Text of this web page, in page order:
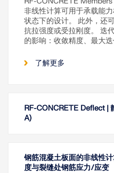
非线性计算可用于承载能
状态下的设计。 此外，还
抗拉强度或受拉刚度。 迭
的影响：收敛精度、最大迭
了解更多
RF-CONCRETE Deflect |
A)
钢筋混凝土板面的非线性
度与裂缝处钢筋应力/应变